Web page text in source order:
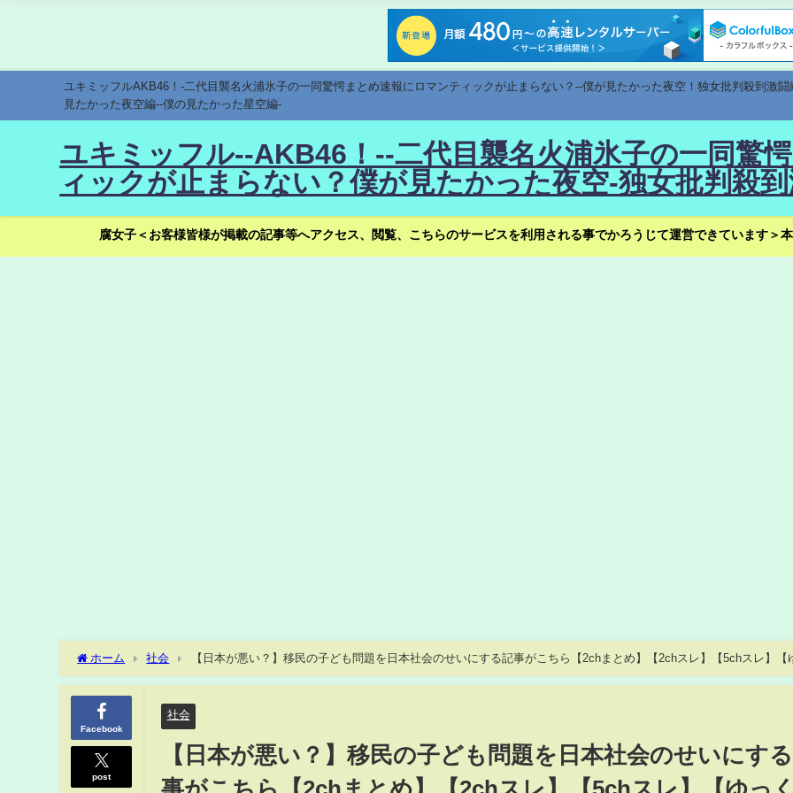
ユキミッフルAKB46！-二代目襲名火浦氷子の一同驚愕まとめ速報にロマンティックが止まらない？--僕が見たかった夜空！独女批判殺到激
見たかった夜空編--僕の見たかった星空編-
ユキミッフル--AKB46！--二代目襲名火浦氷子の一同驚
ィックが止まらない？僕が見たかった夜空-独女批判殺
腐女子＜お客様皆様が掲載の記事等へアクセス、閲覧、こちらのサービスを利用される事でかろうじて運営できています＞
ホーム 社会
【日本が悪い？】移民の子ども問題を日本社会のせいにする記事がこちら【2chまとめ】【2chスレ】【5chスレ】【
くり】
Facebook
post
社会
【日本が悪い？】移民の子ども問題を日本社会のせいにす
事がこちら【2chまとめ】【2chスレ】【5chスレ】【ゆっく